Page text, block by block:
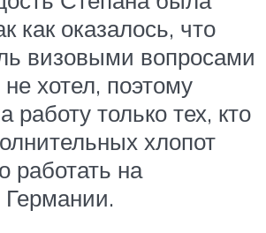
как оказалось, что
визовыми вопросами
хотел, поэтому
работу только тех, кто
хлопот
работать на